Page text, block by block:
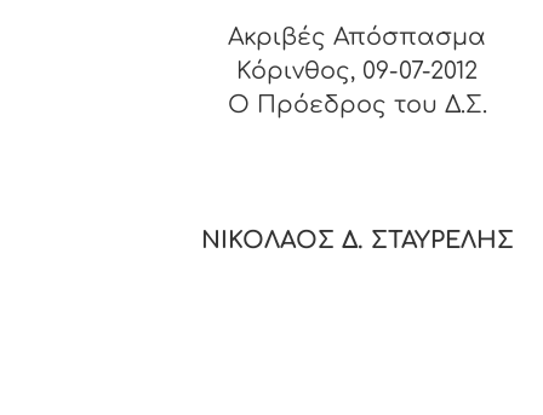
Ακριβές Απόσπασμα
Κόρινθος, 09-07-2012
O Πρόεδρος του Δ.Σ.
ΝΙΚΟΛΑΟΣ Δ. ΣΤΑΥΡΕΛΗΣ